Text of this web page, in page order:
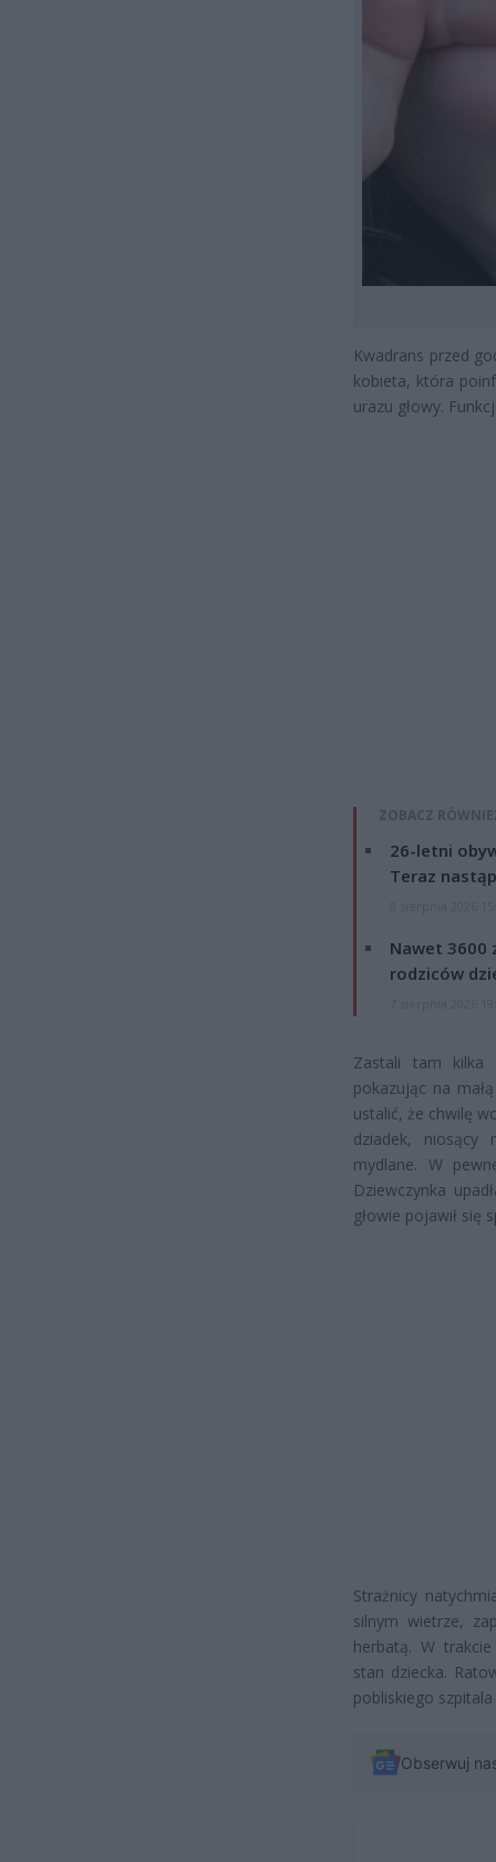
Kwadrans przed
kobieta, która
urazu głowy.
ZOBACZ
26-letni
Teraz
Nawet 3600
rodziców
Zastali tam kilka
pokazując na
ustalić, że chwilę
dziadek, niosący
mydlane. W
Dziewczynka
głowie pojawił się
Strażnicy
silnym wietrze,
herbatą. W
stan dziecka.
pobliskiego
Obserwuj